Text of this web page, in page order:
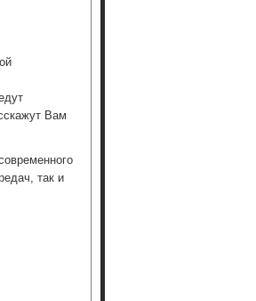
Вам
так и